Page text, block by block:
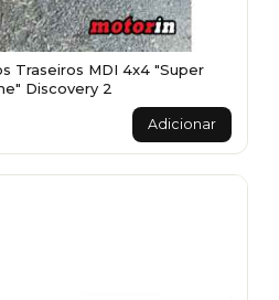
Traseiros MDI 4x4 "Super
Discovery 2
Adicionar